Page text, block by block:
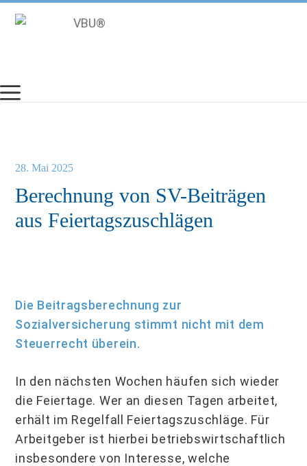
Inhalt
Berechnung von SV-Beiträgen
aus Feiertagszuschlägen
28. Mai 2025
Die Beitragsberechnung zur
Sozialversicherung stimmt nicht mit dem
Steuerrecht überein.
In den nächsten Wochen häufen sich wieder
die Feiertage. Wer an diesen Tagen arbeitet,
erhält im Regelfall Feiertagszuschläge. Für
Arbeitgeber ist hierbei betriebswirtschaftlich
insbesondere von Interesse, welche